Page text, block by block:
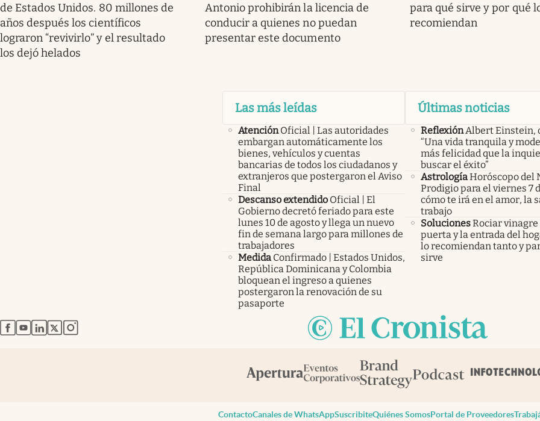
de Estados Unidos. 80 millones de
años después los científicos
lograron “revivirlo” y el resultado
los dejó helados
Antonio prohibirán la licencia de
conducir a quienes no puedan
presentar este documento
para qué sirve y por qué
recomiendan
Las más leídas
Atención Oficial | Las autoridades
embargan automáticamente los
bienes, vehículos y cuentas
bancarias de todos los ciudadanos y
extranjeros que postergaron el Aviso
Final
Descanso extendido Oficial | El
Gobierno decretó feriado para este
lunes 10 de agosto y llega un nuevo
fin de semana largo para millones de
trabajadores
Medida Confirmado | Estados Unidos,
República Dominicana y Colombia
bloquean el ingreso a quienes
postergaron la renovación de su
pasaporte
Últimas noticias
Reflexión Albert Einstein,
“Una vida tranquila y
más felicidad que la
buscar el éxito”
AstrologíaHoróscopo del
Prodigio para el viernes 7
cómo te irá en el amor, la
trabajo
SolucionesRociar vinagre
puerta y la entrada del
lo recomiendan tanto y
sirve
abre en nueva pestaña
abre en nueva pestaña
abre en nueva pestaña
abre en nueva pestaña
abre en nueva pestaña
ContactoCanales de WhatsAppSuscribiteQuiénes SomosPortal de Proveedores